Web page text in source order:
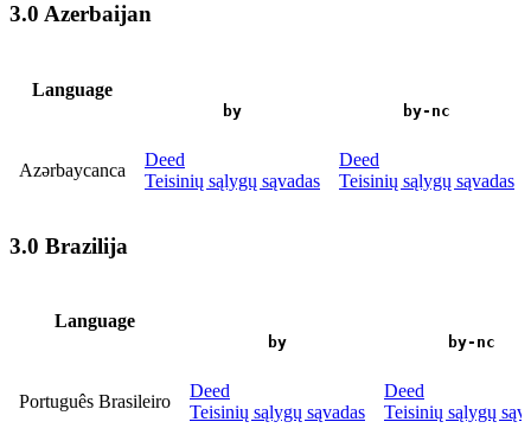
3.0 Azerbaijan
Language
by by-nc
Azərbaycanca
Deed
Teisinių sąlygų sąvadas
Deed
Teisinių sąlygų sąvadas
3.0 Brazilija
Language
by by-nc
Português Brasileiro
Deed
Teisinių sąlygų sąvadas
Deed
Teisinių sąlygų